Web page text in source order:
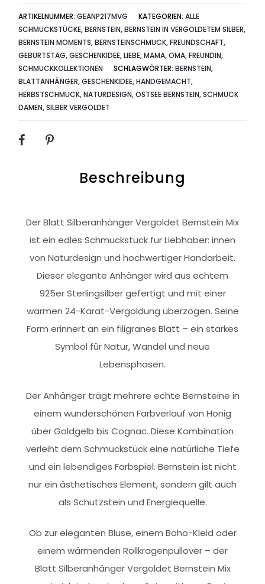
ARTIKELNUMMER:GEANP217MVG KATEGORIEN:ALLE
SCHMUCKSTÜCKE,BERNSTEIN,BERNSTEIN IN VERGOLDETEM SILBER,
BERNSTEIN MOMENTS,BERNSTEINSCHMUCK,FREUNDSCHAFT,
GEBURTSTAG,GESCHENKIDEE,LIEBE,MAMA, OMA, FREUNDIN,
SCHMUCKKOLLEKTIONEN
SCHLAGWÖRTER:BERNSTEIN,
BLATTANHÄNGER,GESCHENKIDEE,HANDGEMACHT,
HERBSTSCHMUCK,NATURDESIGN,OSTSEE BERNSTEIN,SCHMUCK
DAMEN,SILBER VERGOLDET
SHARE
Beschreibung
Der Blatt Silberanhänger Vergoldet Bernstein Mix
ist ein edles Schmuckstück für Liebhaber: innen
von Naturdesign und hochwertiger Handarbeit.
Dieser elegante Anhänger wird aus echtem
925er Sterlingsilber gefertigt und mit einer
warmen 24-Karat-Vergoldung überzogen. Seine
Form erinnert an ein filigranes Blatt – ein starkes
Symbol für Natur, Wandel und neue
Lebensphasen.
Der Anhänger trägt mehrere echte Bernsteine in
einem wunderschönen Farbverlauf von Honig
über Goldgelb bis Cognac. Diese Kombination
verleiht dem Schmuckstück eine natürliche Tiefe
und ein lebendiges Farbspiel. Bernstein ist nicht
nur ein ästhetisches Element, sondern gilt auch
als Schutzstein und Energiequelle.
Ob zur eleganten Bluse, einem Boho-Kleid oder
einem wärmenden Rollkragenpullover – der
Blatt Silberanhänger Vergoldet Bernstein Mix